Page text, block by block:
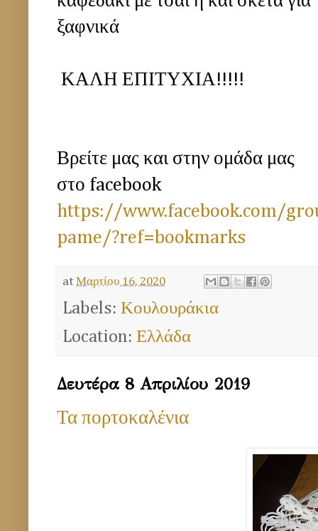
ξαφνικά
ΚΑΛΗ ΕΠΙΤΥΧΙΑ!!!!!
Βρείτε μας και στην ομάδα μας
στο facebook
https://www.facebook.com/
pame/?ref=bookmarks
atΜαρτίου 16, 2020
Labels: Κουλουράκια
Location: Ελλάδα
Δευτέρα 8 Απριλίου 2019
Τα πορτοκαλένια